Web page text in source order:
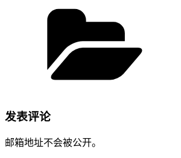
发表评论
邮箱地址不会被公开。